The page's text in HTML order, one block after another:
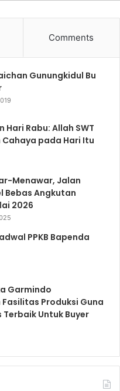
Comments
Gunungkidul Bu
Hari Rabu: Allah SWT
pada Hari Itu
Menawar, Jalan
Bebas Angkutan
2026
PPKB Bapenda
Garmindo
Produksi Guna
Terbaik Untuk Buyer